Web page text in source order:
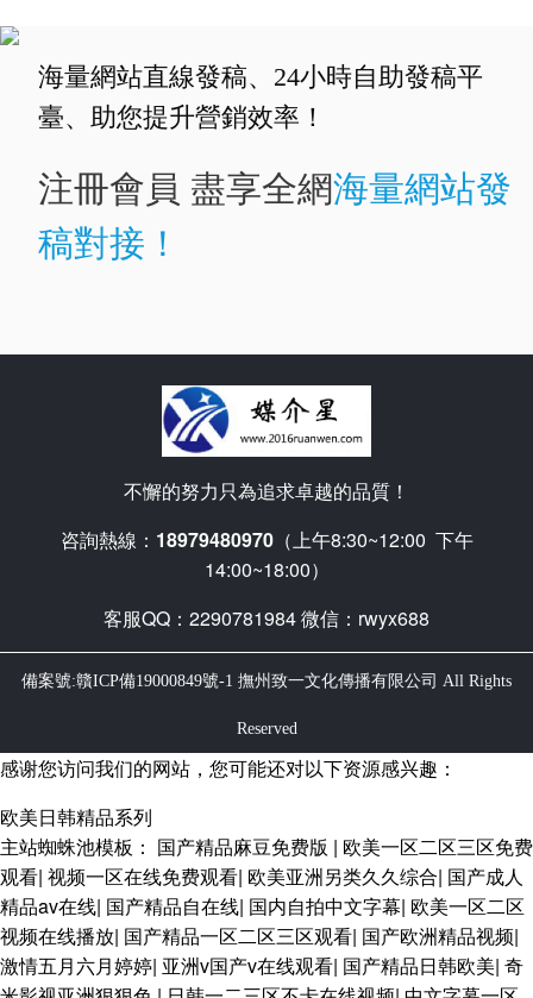
海量網站直線發稿、24小時自助發稿平
臺、助您提升營銷效率！
注冊會員 盡享全網海量網站發
稿對接！
不懈的努力只為追求卓越的品質！
咨詢熱線： 18979480970（上午8:30~12:00 下午
14:00~18:00）
客服QQ：2290781984 微信：rwyx688
備案號:贛ICP備19000849號-1 撫州致一文化傳播有限公司 All Rights
Reserved
感谢您访问我们的网站，您可能还对以下资源感兴趣：
欧美日韩精品系列
主站蜘蛛池模板： 国产精品麻豆免费版 | 欧美一区二区三区免费
观看| 视频一区在线免费观看| 欧美亚洲另类久久综合| 国产成人
精品av在线| 国产精品自在线| 国内自拍中文字幕| 欧美一区二区
视频在线播放| 国产精品一区二区三区观看| 国产欧洲精品视频|
激情五月六月婷婷| 亚洲v国产v在线观看| 国产精品日韩欧美| 奇